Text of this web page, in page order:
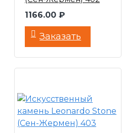
1166.00 ₽
Заказать